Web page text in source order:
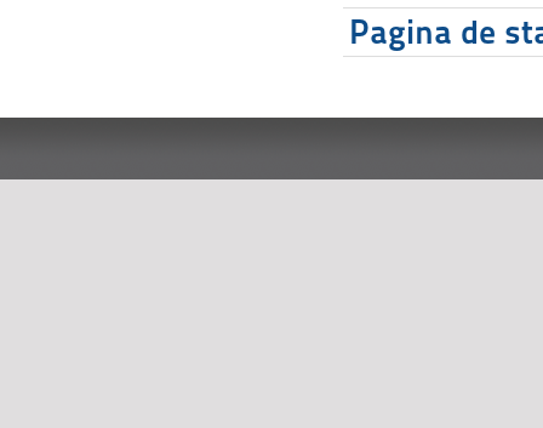
Pagina de